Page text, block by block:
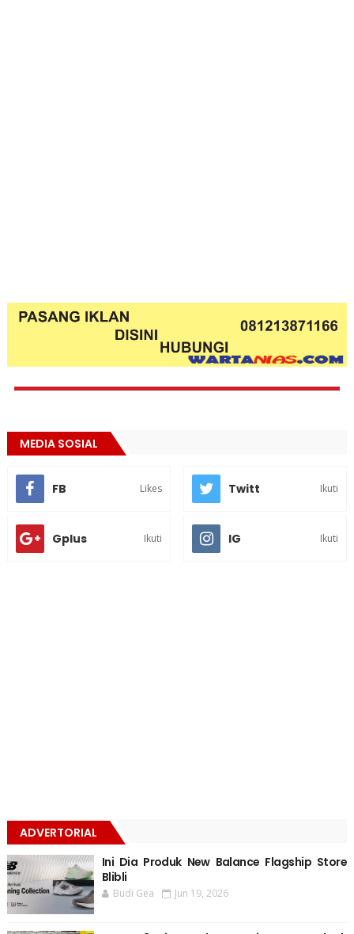
MEDIA SOSIAL
FB Likes Twitt Ikuti
Gplus Ikuti IG Ikuti
ADVERTORIAL
Ini Dia Produk New Balance Flagship Store
Blibli
Budi Gea Jun 19, 2026